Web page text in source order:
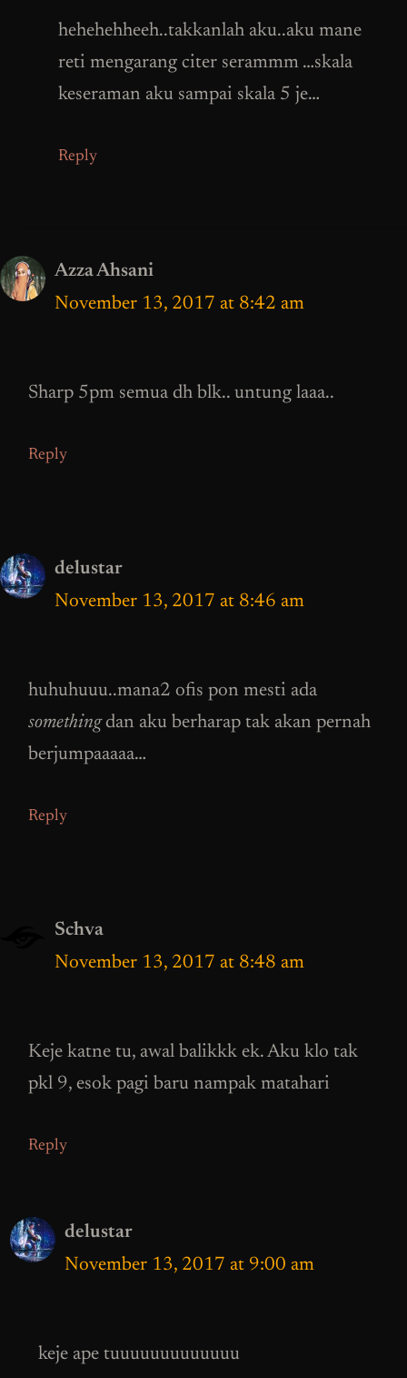
hehehehheeh..takkanlah aku..aku mane
reti mengarang citer serammm …skala
keseraman aku sampai skala 5 je…
Reply
Azza Ahsani
November 13, 2017 at 8:42 am
Sharp 5pm semua dh blk.. untung laaa..
Reply
delustar
November 13, 2017 at 8:46 am
huhuhuuu..mana2 ofis pon mesti ada
somethingdan aku berharap tak akan pernah
berjumpaaaaa…
Reply
Schva
November 13, 2017 at 8:48 am
Keje katne tu, awal balikkk ek. Aku klo tak
pkl 9, esok pagi baru nampak matahari
Reply
delustar
November 13, 2017 at 9:00 am
keje ape tuuuuuuuuuuuuu